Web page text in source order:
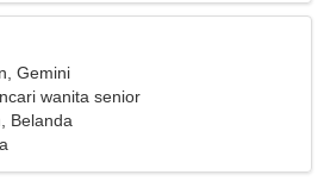
Gemini
wanita senior
Belanda